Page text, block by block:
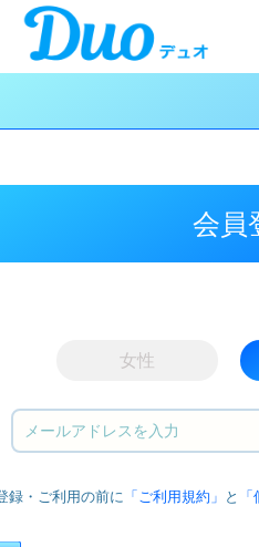
会員
女性
録・ご利用の前に 「ご利用規約」 と